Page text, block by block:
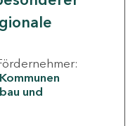
Kommunen
und